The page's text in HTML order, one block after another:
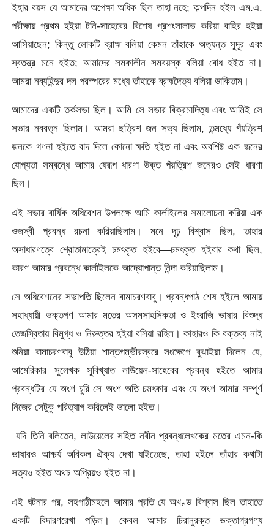
ইহার বয়স যে আমাদের অপেক্ষা অধিক ছিল তাহা নহে; অল্পদিন হইল এম.এ.
পরীক্ষায় প্রথম হইয়া টনি-সাহেবের বিশেষ প্রশংসালাভ করিয়া বাহির হইয়া
আসিয়াছেন; কিন্তু লােকটি ব্রাহ্ম বলিয়া কেমন তাঁহাকে অত্যন্ত সুদূর এবং
স্বতন্ত্র মনে হইত; আমাদের সমকালীন সমবয়স্ক বলিয়া বােধ হইত না।
আমরা নব্যহিন্দুর দল পরস্পরের মধ্যে তাঁহাকে ব্রহ্মদৈত্য বলিয়া ডাকিতাম।
আমাদের একটি তর্কসভা ছিল। আমি সে সভার বিক্রমাদিত্য এবং আমিই সে
সভার নবরত্ন ছিলাম। আমরা ছত্রিশ জন সভ্য ছিলাম, তন্মধ্যে পঁয়ত্রিশ
জনকে গণনা হইতে বাদ দিলে কোনাে ক্ষতি হইত না এবং অবশিষ্ট এক জনের
যােগ্যতা সম্বন্ধে আমার যেরূপ ধারণা উক্ত পঁয়ত্রিশ জনেরও সেই ধারণা
ছিল।
এই সভার বার্ষিক অধিবেশন উপলক্ষে আমি কার্লাইলের সমালােচনা করিয়া এক
ওজস্বী প্রবন্ধ রচনা করিয়াছিলাম। মনে দৃঢ় বিশ্বাস ছিল, তাহার
অসাধারণত্বে শ্রোতামাত্রেই চমৎকৃত হইবে—চমৎকৃত হইবার কথা ছিল,
কারণ আমার প্রবন্ধে কার্লাইলকে আদ্যোপান্ত নিন্দা করিয়াছিলাম।
সে অধিবেশনের সভাপতি ছিলেন বামাচরণবাবু। প্রবন্ধপাঠ শেষ হইলে আমায়
সহাধ্যায়ী ভক্তগণ আমার মতের অসমসাহসিকতা ও ইংরাজি ভাষার বিশুদ্ধ
তেজস্বিতায় বিমুগ্ধ ও নিরুত্তর হইয়া বসিয়া রহিল। কাহারও কি বক্তব্য নাই
শুনিয়া বামাচরণবাবু উঠিয়া শান্তগম্ভীরস্বরে সংক্ষেপে বুঝাইয়া দিলেন যে,
আমেরিকার সুলেখক সুবিখ্যাত লাউয়েল-সাহেবের প্রবন্ধ হইতে আমার
প্রবন্ধটির যে অংশ চুরি সে অংশ অতি চমৎকার এবং যে অংশ আমার সম্পূর্ণ
নিজের সেটুকু পরিত্যাগ করিলেই ভালাে হইত।
যদি তিনি বলিতেন, লাউয়েলের সহিত নবীন প্রবন্ধলেখকের মতের এমন-কি
ভাষারও আশ্চর্য অবিকল ঐক্য দেখা যাইতেছে, তাহা হইলে তাঁহার কথাটা
সত্যও হইত অথচ অপ্রিয়ও হইত না।
এই ঘটনার পর, সহপাঠীমহলে আমার প্রতি যে অখণ্ড বিশ্বাস ছিল তাহাতে
একটি বিদারণরেখা পড়িল। কেবল আমার চিরানুরক্ত ভক্তাগ্রগণ্য